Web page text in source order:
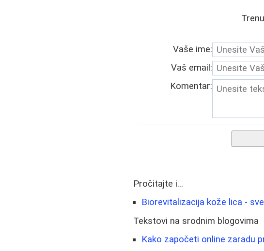
Vaše ime:
Vaš email:
Komentar:
Pročitajte i...
Biorevitalizacija kože lica -
Tekstovi na srodnim blogovima
Kako započeti online zaradu